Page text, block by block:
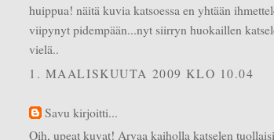
huippua! näitä kuvia katsoessa en yhtään
viipynyt pidempään...nyt siirryn huokaillen
vielä..
1. MAALISKUUTA 2009 KLO 10.04
Savu kirjoitti...
Oih, upeat kuvat! Arvaa kaiholla katselen